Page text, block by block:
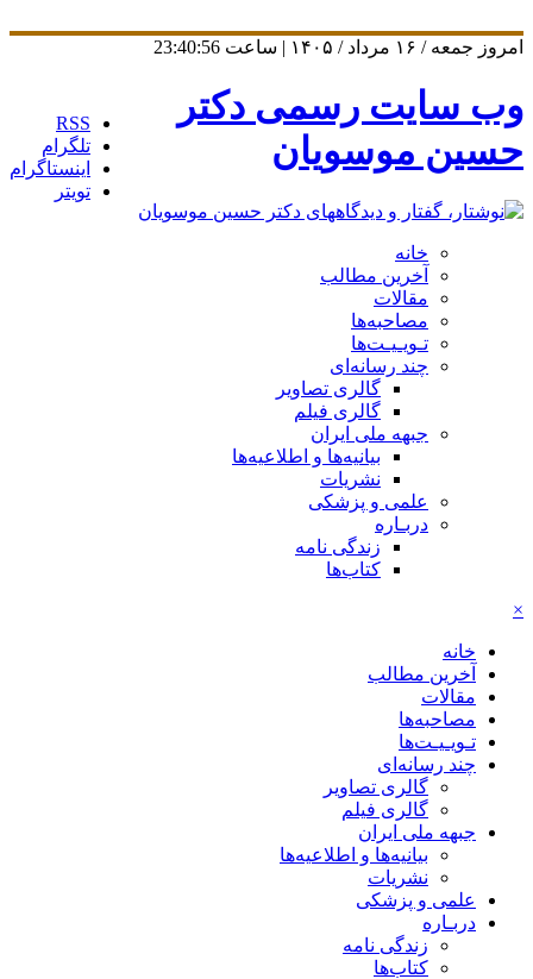
امروز جمعه / ۱۶ مرداد / ۱۴۰۵ | ساعت 23:40:57
RSS
تلگرام
اینستاگرام
تویتر
وب سایت رسمی دکتر
حسین موسویان
خانه
آخرین مطالب
مقالات
مصاحبه‌ها
تـویـیـت‌ها
چند رسانه‌ای
گالری تصاویر
گالری فیلم
جبهه ملی ایران
بیانیه‌ها و اطلاعیه‌ها
نشریات
علمی و پزشکی
دربـاره
زندگی نامه
کتاب‌ها
×
خانه
آخرین مطالب
مقالات
مصاحبه‌ها
تـویـیـت‌ها
چند رسانه‌ای
گالری تصاویر
گالری فیلم
جبهه ملی ایران
بیانیه‌ها و اطلاعیه‌ها
نشریات
علمی و پزشکی
دربـاره
زندگی نامه
کتاب‌ها